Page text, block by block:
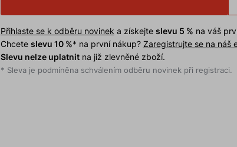
Přihlaste se k odběru novinek a získejte slevu 5 % na váš
Chcete slevu 10 %* na první nákup? Zaregistrujte se na náš
Slevu nelze uplatnitna již zlevněné zboží.
* Sleva je podmíněna schválením odběru novinek při registraci.